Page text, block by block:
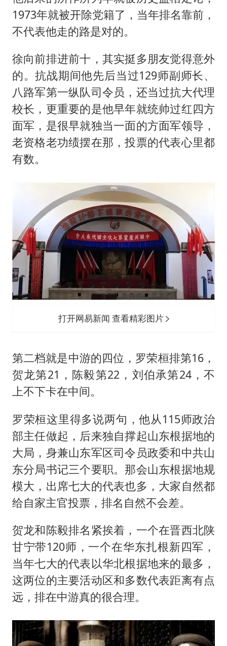
1973年就被开除党籍了，当年排名靠前，
不代表他走的路是对的。
徐向前排进前十，其实挺多朋友觉得意外
的。抗战期间他先后当过129师副师长、
八路军第一纵队司令员，还当过抗大代理
校长，更重要的是他早年就统帅过红四方
面军，是很早就独当一面的方面军领导，
老资格老功绩摆在那，投票的代表心里都
有数。
打开网易新闻 查看精彩图片
第二档就是中游的四位， 罗荣桓排第16，
贺龙第21，陈毅第22， 刘伯承第24，不
上不下卡在中间。
罗荣桓这里得多说两句，他从115师政治
部主任做起，后来独自撑起山东根据地的
大局，身兼山东军区司令员政委和中共山
东分局书记三个要职。那会山东根据地规
模大，出席七大的代表也多，大家自然都
给自家主官投票，排名自然不会差。
贺龙和陈毅排名紧挨着，一个在晋西北陕
甘宁带120师，一个在华东扎根新四军，
当年七大的代表以华北根据地来的最多，
这两位的主要活动区和多数代表距离有点
远，排在中游真的很合理。